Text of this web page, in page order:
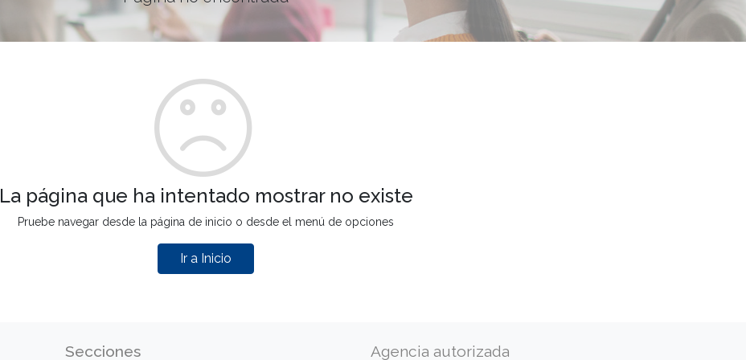
La página que ha intentado mostrar no existe
Pruebe navegar desde la página de inicio o desde el menú de opciones
Ir a Inicio
Secciones Agencia autorizada